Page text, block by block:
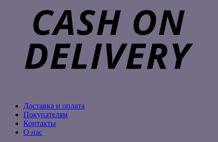
Доставка и оплата
Покупателям
Контакты
О нас